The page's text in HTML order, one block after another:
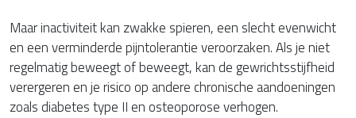
Maar inactiviteit kan zwakke spieren, een slecht evenwicht
en een verminderde pijntolerantie veroorzaken. Als je niet
regelmatig beweegt of beweegt, kan de gewrichtsstijfheid
verergeren en je risico op andere chronische aandoeningen
zoals diabetes type II en osteoporose verhogen.